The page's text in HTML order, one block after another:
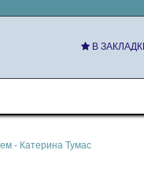
В
- Катерина Тумас